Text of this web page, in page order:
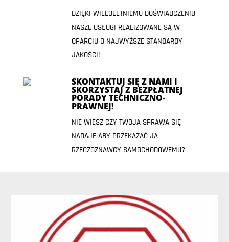
DZIĘKI WIELOLETNIEMU DOŚWIADCZENIU
NASZE USŁUGI REALIZOWANE SĄ W
OPARCIU O NAJWYŻSZE STANDARDY
JAKOŚCI!
SKONTAKTUJ SIĘ Z NAMI I
SKORZYSTAJ Z BEZPŁATNEJ
PORADY TECHNICZNO-
PRAWNEJ!
NIE WIESZ CZY TWOJA SPRAWA SIĘ
NADAJE ABY PRZEKAZAĆ JĄ
RZECZOZNAWCY SAMOCHODOWEMU?